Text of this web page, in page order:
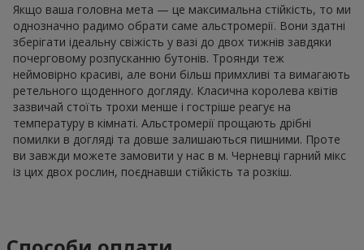
Якщо ваша головна мета — це максимальна стійкість, то ми
однозначно радимо обрати саме альстромерії. Вони здатні
зберігати ідеальну свіжість у вазі до двох тижнів завдяки
почерговому розпусканню бутонів. Троянди теж
неймовірно красиві, але вони більш примхливі та вимагають
ретельного щоденного догляду. Класична королева квітів
зазвичай стоїть трохи менше і гостріше реагує на
температуру в кімнаті. Альстромерії прощають дрібні
помилки в догляді та довше залишаються пишними. Проте
ви завжди можете замовити у нас в м. Черневці гарний мікс
із цих двох рослин, поєднавши стійкість та розкіш.